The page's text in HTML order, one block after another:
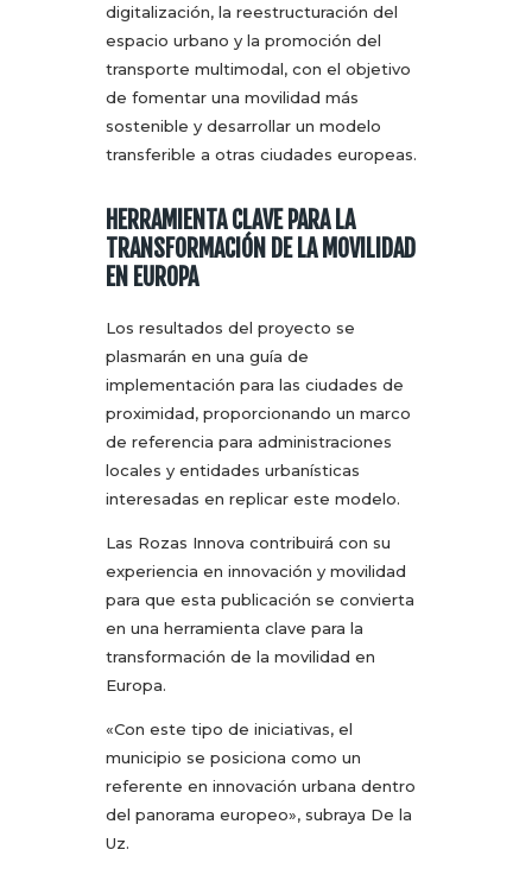
digitalización, la reestructuración del
espacio urbano y la promoción del
transporte multimodal, con el objetivo
de fomentar una movilidad más
sostenible y desarrollar un modelo
transferible a otras ciudades europeas.
HERRAMIENTA CLAVE PARA LA
TRANSFORMACIÓN DE LA MOVILIDAD
EN EUROPA
Los resultados del proyecto se
plasmarán en una guía de
implementación para las ciudades de
proximidad, proporcionando un marco
de referencia para administraciones
locales y entidades urbanísticas
interesadas en replicar este modelo.
Las Rozas Innova contribuirá con su
experiencia en innovación y movilidad
para que esta publicación se convierta
en una herramienta clave para la
transformación de la movilidad en
Europa.
«Con este tipo de iniciativas, el
municipio se posiciona como un
referente en innovación urbana dentro
del panorama europeo», subraya De la
Uz.